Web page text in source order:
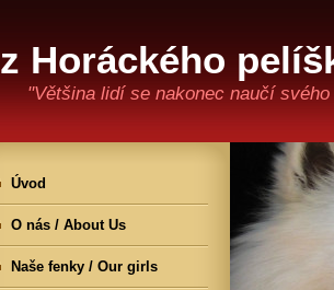
z Horáckého
"Většina lidí se nakonec naučí
Úvod
O nás / About Us
Naše fenky / Our girls